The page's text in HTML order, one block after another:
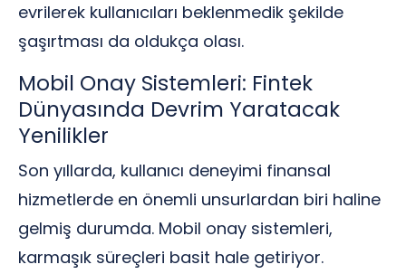
evrilerek kullanıcıları beklenmedik şekilde
şaşırtması da oldukça olası.
Mobil Onay Sistemleri: Fintek
Dünyasında Devrim Yaratacak
Yenilikler
Son yıllarda, kullanıcı deneyimi finansal
hizmetlerde en önemli unsurlardan biri haline
gelmiş durumda. Mobil onay sistemleri,
karmaşık süreçleri basit hale getiriyor.